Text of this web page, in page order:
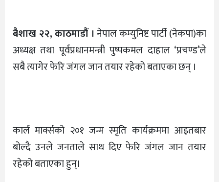
बैशाख २२, काठमाडौं । नेपाल कम्युनिष्ट पार्टी (नेकपा)का
अध्यक्ष तथा पूर्वप्रधानमन्त्री पुष्पकमल दाहाल ‘प्रचण्ड’ले
सबै त्यागेर फेरि जंगल जान तयार रहेको बताएका छन् ।
कार्ल मार्क्सको २०१ जन्म स्मृति कार्यक्रममा आइतबार
बोल्दै उनले जनताले साथ दिए फेरि जंगल जान तयार
रहेको बताएका हुन्।